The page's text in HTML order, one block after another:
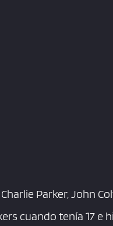
Parker, John
cuando tenía 17 e